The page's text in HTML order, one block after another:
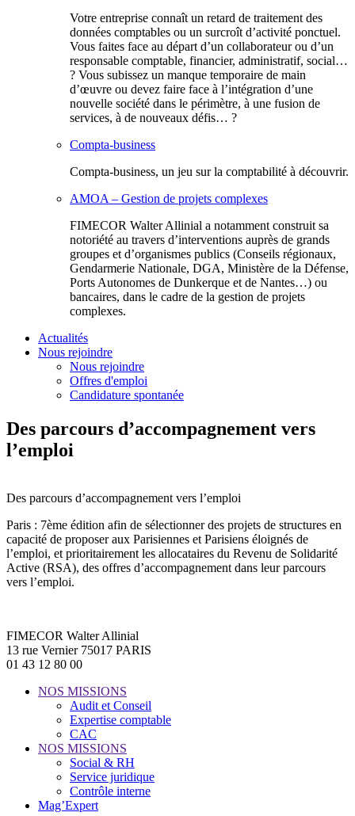
Votre entreprise connaît un retard de traitement des
données comptables ou un surcroît d’activité ponctuel.
Vous faites face au départ d’un collaborateur ou d’un
responsable comptable, financier, administratif, social…
? Vous subissez un manque temporaire de main
d’œuvre ou devez faire face à l’intégration d’une
nouvelle société dans le périmètre, à une fusion de
services, à de nouveaux défis… ?
Compta-business
Compta-business, un jeu sur la comptabilité à découvrir.
AMOA – Gestion de projets complexes
FIMECOR Walter Allinial a notamment construit sa
notoriété au travers d’interventions auprès de grands
groupes et d’organismes publics (Conseils régionaux,
Gendarmerie Nationale, DGA, Ministère de la Défense,
Ports Autonomes de Dunkerque et de Nantes…) ou
bancaires, dans le cadre de la gestion de projets
complexes.
Actualités
Nous rejoindre
Nous rejoindre
Offres d'emploi
Candidature spontanée
Des parcours d’accompagnement vers
l’emploi
Des parcours d’accompagnement vers l’emploi
Paris : 7ème édition afin de sélectionner des projets de structures en
capacité de proposer aux Parisiennes et Parisiens éloignés de
l’emploi, et prioritairement les allocataires du Revenu de Solidarité
Active (RSA), des offres d’accompagnement dans leur parcours
vers l’emploi.
FIMECOR Walter Allinial
13 rue Vernier 75017 PARIS
01 43 12 80 00
NOS MISSIONS
Audit et Conseil
Expertise comptable
CAC
NOS MISSIONS
Social & RH
Service juridique
Contrôle interne
Mag’Expert